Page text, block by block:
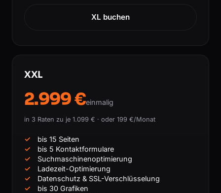
XL buchen
XXL
2.999 €einmalig
in 3 Raten zu je 1.099 € · oder 199 €/Monat
bis 15 Seiten
bis 5 Kontaktformulare
Suchmaschinenoptimierung
Ladezeit-Optimierung
Datenschutz & SSL-Verschlüsselung
bis 30 Grafiken